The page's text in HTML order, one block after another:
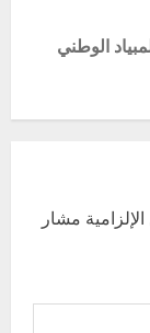
الوطني
مشار